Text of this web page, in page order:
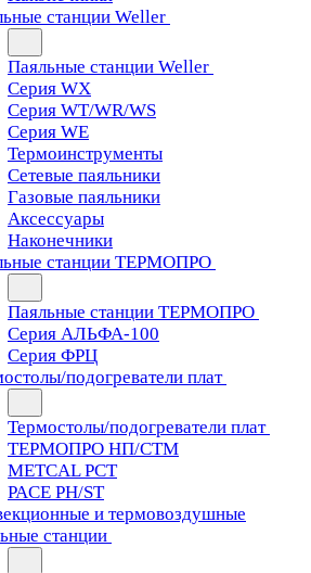
станции Weller
Паяльные станции Weller
Серия WX
Серия WT/WR/WS
Серия WE
Термоинструменты
Сетевые паяльники
Газовые паяльники
Аксессуары
Наконечники
станции ТЕРМОПРО
Паяльные станции ТЕРМОПРО
Серия АЛЬФА-100
Серия ФРЦ
подогреватели плат
Термостолы/подогреватели плат
ТЕРМОПРО НП/СТМ
METCAL PCT
PACE PH/ST
и термовоздушные
станции